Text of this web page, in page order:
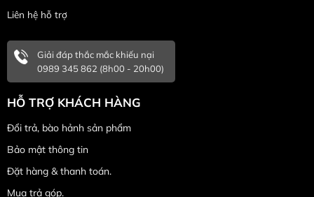
Liên hệ hỗ trợ
Giải đáp thắc mắc khiếu nại
0989 345 862 (8h00 - 20h00)
HỖ TRỢ KHÁCH HÀNG
Đổi trả, bào hảnh sản phẩm
Bảo mật thông tin
Đặt hàng & thanh toán.
Mua trả góp.